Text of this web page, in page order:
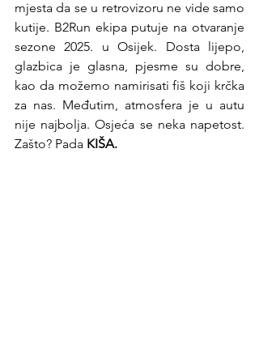
mjesta da se u retrovizoru ne vide samo
kutije. B2Run ekipa putuje na otvaranje
sezone 2025. u Osijek. Dosta lijepo,
glazbica je glasna, pjesme su dobre,
kao da možemo namirisati fiš koji krčka
za nas. Međutim, atmosfera je u autu
nije najbolja. Osjeća se neka napetost.
Zašto? Pada KIŠA.